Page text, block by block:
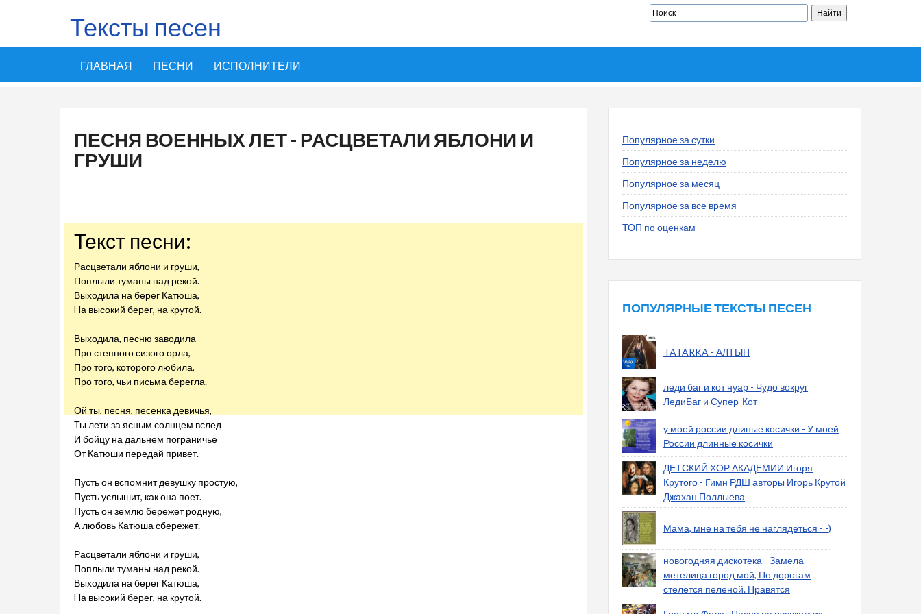
Тексты песен
ГЛАВНАЯ ПЕСНИ ИСПОЛНИТЕЛИ
ПЕСНЯ ВОЕННЫХ ЛЕТ - РАСЦВЕТАЛИ ЯБЛОНИ И
ГРУШИ
Текст песни:
Расцветали яблони и груши,
Поплыли туманы над рекой.
Выходила на берег Катюша,
Hа высокий берег, на крутой.
Выходила, песню заводила
Про степного сизого орла,
Про того, которого любила,
Про того, чьи письма берегла.
Ой ты, песня, песенка девичья,
Ты лети за ясным солнцем вслед
И бойцу на дальнем пограничье
От Катюши передай привет.
Пусть он вспомнит девушку простую,
Пусть услышит, как она поет.
Пусть он землю бережет родную,
А любовь Катюша сбережет.
Расцветали яблони и груши,
Поплыли туманы над рекой.
Выходила на берег Катюша,
Hа высокий берег, на крутой.
Популярное за сутки
Популярное за неделю
Популярное за месяц
Популярное за все время
ТОП по оценкам
ПОПУЛЯРНЫЕ ТЕКСТЫ ПЕСЕН
TATARKA - АЛТЫН
леди баг и кот нуар - Чудо вокруг
ЛедиБаг и Супер-Кот
у моей россии длиные косички - У моей
России длинные косички
ДЕТСКИЙ ХОР АКАДЕМИИ Игоря
Крутого - Гимн РДШ авторы Игорь Крутой
Джахан Поллыева
Мама, мне на тебя не наглядеться - -)
новогодняя дискотека - Замела
метелица город мой, По дорогам
стелется пеленой. Нравятся